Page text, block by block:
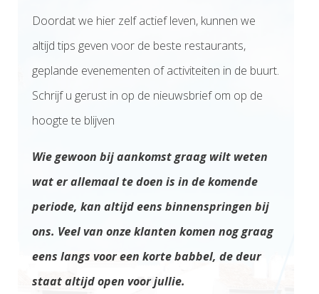
Doordat we hier zelf actief leven, kunnen we
altijd tips geven voor de beste restaurants,
geplande evenementen of activiteiten in de buurt.
Schrijf u gerust in op de nieuwsbrief om op de
hoogte te blijven
Wie gewoon bij aankomst graag wilt weten
wat er allemaal te doen is in de komende
periode, kan altijd eens binnenspringen bij
ons. Veel van onze klanten komen nog graag
eens langs voor een korte babbel, de deur
staat altijd open voor jullie.